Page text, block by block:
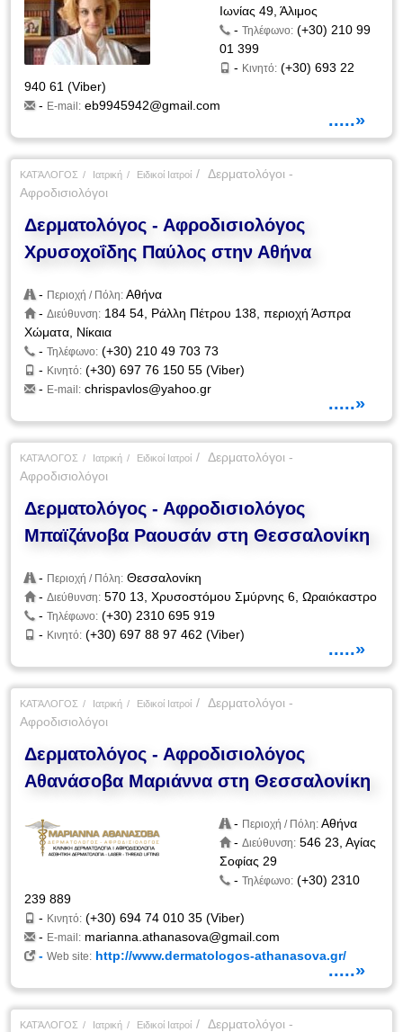
Ιωνίας 49, Άλιμος
-Τηλέφωνο: (+30) 210 99
01 399
- Κινητό: (+30) 693 22
940 61 (Viber)
- E-mail: eb9945942@gmail.com
.....»
ΚΑΤΆΛΟΓΟΣ Ιατρική Ειδικοί Ιατροί
Δερματολόγοι -
Αφροδισιολόγοι
Δερματολόγος - Αφροδισιολόγος
Χρυσοχοΐδης Παύλος στην Αθήνα
- Περιοχή / Πόλη: Αθήνα
-Διεύθυνση: 184 54, Ράλλη Πέτρου 138, περιοχή Άσπρα
Χώματα, Νίκαια
-Τηλέφωνο: (+30) 210 49 703 73
- Κινητό: (+30) 697 76 150 55 (Viber)
- E-mail: chrispavlos@yahoo.gr
.....»
ΚΑΤΆΛΟΓΟΣ Ιατρική Ειδικοί Ιατροί
Δερματολόγοι -
Αφροδισιολόγοι
Δερματολόγος - Αφροδισιολόγος
Μπαϊζάνοβα Ραουσάν στη Θεσσαλονίκη
- Περιοχή / Πόλη: Θεσσαλονίκη
-Διεύθυνση: 570 13, Χρυσοστόμου Σμύρνης 6, Ωραιόκαστρο
-Τηλέφωνο: (+30) 2310 695 919
- Κινητό: (+30) 697 88 97 462 (Viber)
.....»
ΚΑΤΆΛΟΓΟΣ Ιατρική Ειδικοί Ιατροί
Δερματολόγοι -
Αφροδισιολόγοι
Δερματολόγος - Αφροδισιολόγος
Αθανάσοβα Μαριάννα στη Θεσσαλονίκη
- Περιοχή / Πόλη: Αθήνα
-Διεύθυνση: 546 23, Αγίας
Σοφίας 29
-Τηλέφωνο: (+30) 2310
239 889
- Κινητό: (+30) 694 74 010 35 (Viber)
- E-mail: marianna.athanasova@gmail.com
-Web site: http://www.dermatologos-athanasova.gr/
.....»
ΚΑΤΆΛΟΓΟΣ Ιατρική Ειδικοί Ιατροί
Δερματολόγοι -